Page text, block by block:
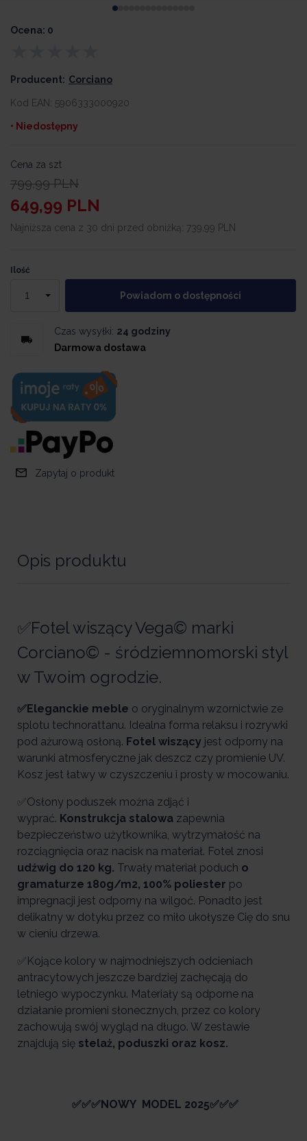
Ocena: 0
Producent: Corciano
Kod EAN: 5906333000920
• Niedostępny
Cena za szt
799,99 PLN
649,99 PLN
Najniższa cena z 30 dni przed obniżką: 739,99 PLN
Ilość
Powiadom o dostępności
Czas wysyłki: 24 godziny
Darmowa dostawa
Zapytaj o produkt
Opis produktu
✅Fotel wiszący Vega© marki
Corciano© - śródziemnomorski styl
w Twoim ogrodzie.
✅Eleganckie meble o oryginalnym wzornictwie ze
splotu technorattanu. Idealna forma relaksu i rozrywki
pod ażurową osłoną. Fotel wiszący jest odporny na
warunki atmosferyczne jak deszcz czy promienie UV.
Kosz jest łatwy w czyszczeniu i prosty w mocowaniu.
✅Osłony poduszek można zdjąć i
wyprać. Konstrukcja stalowa zapewnia
bezpieczeństwo użytkownika, wytrzymałość na
rozciągnięcia oraz nacisk na materiał. Fotel znosi
udźwig do 120 kg. Trwały materiał poduch o
gramaturze 180g/m2, 100% poliester po
impregnacji jest odporny na wilgoć. Ponadto jest
delikatny w dotyku przez co miło ukołysze Cię do snu
w cieniu drzewa.
✅Kojące kolory w najmodniejszych odcieniach
antracytowych jeszcze bardziej zachęcają do
letniego wypoczynku. Materiały są odporne na
działanie promieni słonecznych, przez co kolory
zachowują swój wygląd na długo. W zestawie
znajdują się stelaż, poduszki oraz kosz.
✅✅✅NOWY MODEL 2025✅✅✅